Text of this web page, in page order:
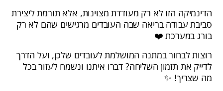
הדינמיקה הזו לא רק מעודדת מצוינות, אלא תורמת ליצירת
סביבת עבודה בריאה שבה העובדים מרגישים שהם לא רק
בורג במערכת ❤️
רוצות לבחור במתנה המושלמת לעובדים שלכן, ועל הדרך
לדייק את תזמון השליחה? דברו איתנו ונשמח לעזור בכל
מה שצריך! ✨